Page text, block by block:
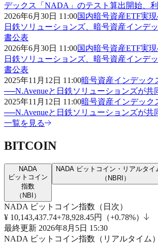
デックス「NADA」のテスト算出開始、
2026年6月30日 11:00国内暗号資産ETF実
日鉄ソリューションズ、暗号資産インデ
書公表
2026年6月30日 11:00国内暗号資産ETF実
日鉄ソリューションズ、暗号資産インデ
書公表
2025年11月12日 11:00暗号資産インデック
──N.Avenueと日鉄ソリューションズが共
2025年11月12日 11:00暗号資産インデック
──N.Avenueと日鉄ソリューションズが共
一覧を見る
BITCOIN
NADA
ビットコイン
指数
（ NBI ）
NADA ビットコイン・リアルタイ
（ NBRI ）
NADA ビットコイン指数（日次）
¥ 10,143,437.74+78,928.45円（+0.78%）
最終更新 2026年8月5日 15:30
NADA ビットコイン指数（リアルタイム）